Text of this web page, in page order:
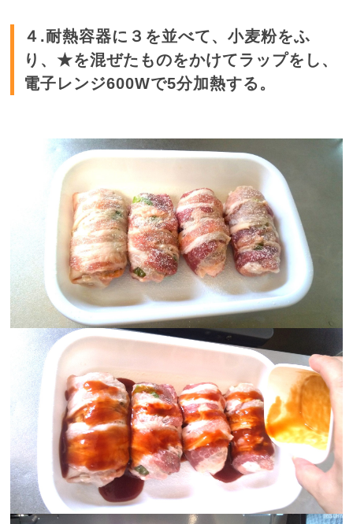
４.耐熱容器に３を並べて、小麦粉をふ
り、★を混ぜたものをかけてラップをし、
電子レンジ600Wで5分加熱する。